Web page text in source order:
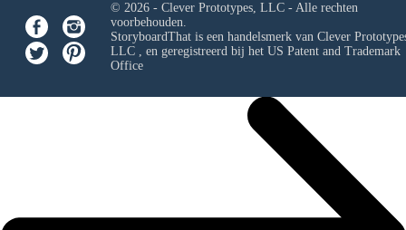
© 2026 - Clever Prototypes, LLC - Alle rechten
voorbehouden.
StoryboardThat is een handelsmerk van Clever
LLC, en geregistreerd bij het US Patent and Trademark
Office